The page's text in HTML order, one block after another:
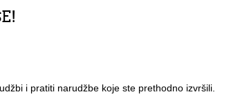
i pratiti narudžbe koje ste prethodno izvršili.